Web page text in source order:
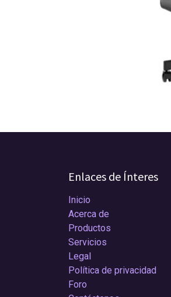
Enlaces de Ínteres
Inicio
Acerca de
Productos
Servicios
Legal
Política de privacidad
Foro